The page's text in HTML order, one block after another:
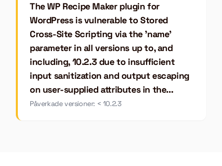
The WP Recipe Maker plugin for
WordPress is vulnerable to Stored
Cross-Site Scripting via the 'name'
parameter in all versions up to, and
including, 10.2.3 due to insufficient
input sanitization and output escaping
on user-supplied attributes in the...
Påverkade versioner: < 10.2.3